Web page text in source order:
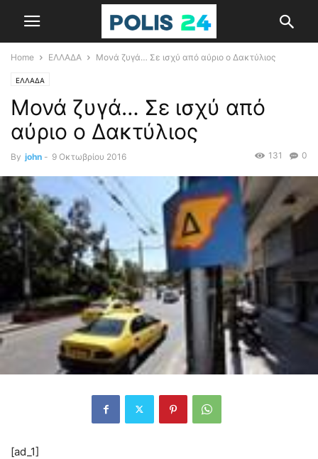
Home ΕΛΛΑΔΑ Μονά ζυγά… Σε ισχύ από αύριο ο Δακτύλιος
ΕΛΛΑΔΑ
Μονά ζυγά… Σε ισχύ από
αύριο ο Δακτύλιος
By john - 9 Οκτωβρίου 2016 0
131
[ad_1]